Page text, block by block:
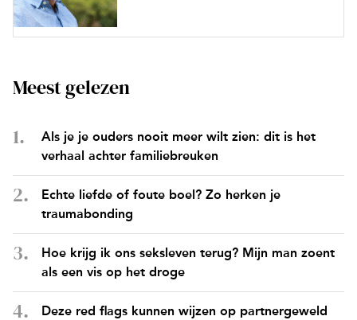
Meest gelezen
Als je je ouders nooit meer wilt zien: dit is het
verhaal achter familiebreuken
Echte liefde of foute boel? Zo herken je
traumabonding
Hoe krijg ik ons seksleven terug? Mijn man zoent
als een vis op het droge
Deze red flags kunnen wijzen op partnergeweld